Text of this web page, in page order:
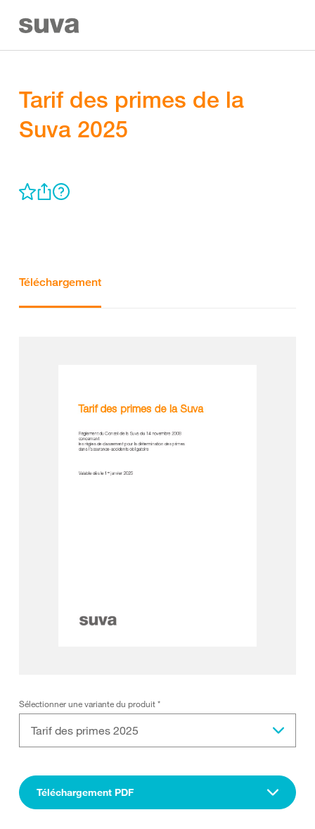
Tarif des primes de la
Suva 2025
Téléchargement
Sélectionner une variante du produit*
Tarif des primes 2025
Téléchargement PDF